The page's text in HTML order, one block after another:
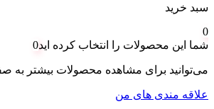
سبد خرید
0
شما این محصولات را انتخاب کرده اید0
می‌توانید برای مشاهده محصولات بیشتر به
علاقه مندی های من